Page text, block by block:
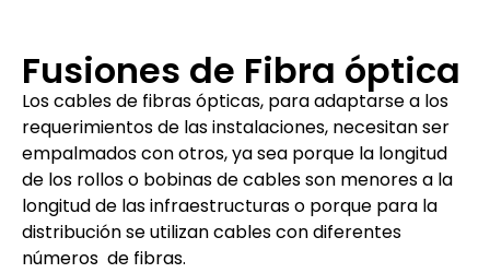
Fusiones de Fibra óptica
Los cables de fibras ópticas, para adaptarse a los
requerimientos de las instalaciones, necesitan ser
empalmados con otros, ya sea porque la longitud
de los rollos o bobinas de cables son menores a la
longitud de las infraestructuras o porque para la
distribución se utilizan cables con diferentes
números de fibras.